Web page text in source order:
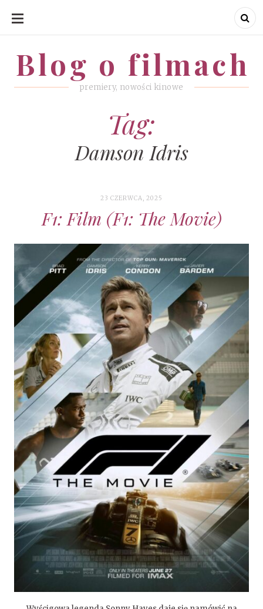
SKIP
CONTENT
Blog o filmach
premiery, nowości kinowe
Blog o filmach
Tag:
Damson Idris
23 CZERWCA, 2025
F1: Film (F1: The Movie)